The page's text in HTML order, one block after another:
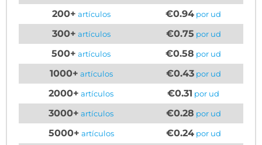
200+ artículos €0.94 por ud
300+ artículos €0.75 por ud
500+ artículos €0.58 por ud
1000+ artículos €0.43por ud
2000+ artículos €0.31 por ud
3000+ artículos €0.28 por ud
5000+ artículos €0.24por ud